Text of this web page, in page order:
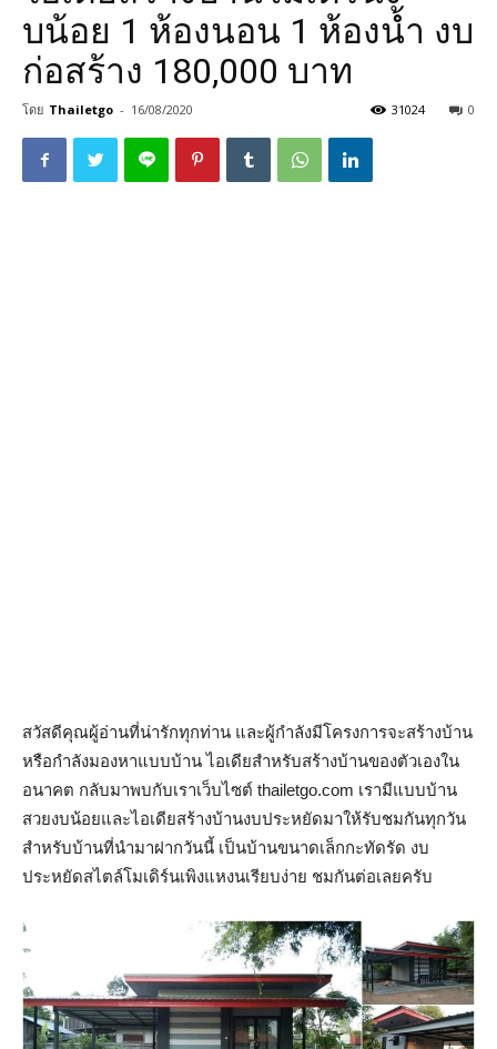
บน้อย 1 ห้องนอน 1 ห้องน้ำ งบ
ก่อสร้าง 180,000 บาท
โดย Thailetgo - 16/08/2020 0
31024
สวัสดีคุณผู้อ่านที่น่ารักทุกท่าน และผู้กำลังมีโครงการจะสร้างบ้าน
หรือกำลังมองหาแบบบ้าน ไอเดียสำหรับสร้างบ้านของตัวเองใน
อนาคต กลับมาพบกับเราเว็บไซต์ thailetgo.com เรามีแบบบ้าน
สวยงบน้อยและไอเดียสร้างบ้านงบประหยัดมาให้รับชมกันทุกวัน
สำหรับบ้านที่นำมาฝากวันนี้ เป็นบ้านขนาดเล็กกะทัดรัด งบ
ประหยัดสไตล์โมเดิร์นเพิงแหงนเรียบง่าย ชมกันต่อเลยครับ